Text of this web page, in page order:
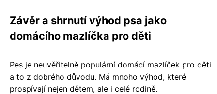
Závěr a shrnutí výhod psa jako
domácího mazlíčka pro děti
Pes je neuvěřitelně populární domácí mazlíček pro děti
a to z dobrého důvodu. Má mnoho výhod, které
prospívají nejen dětem, ale i celé rodině.